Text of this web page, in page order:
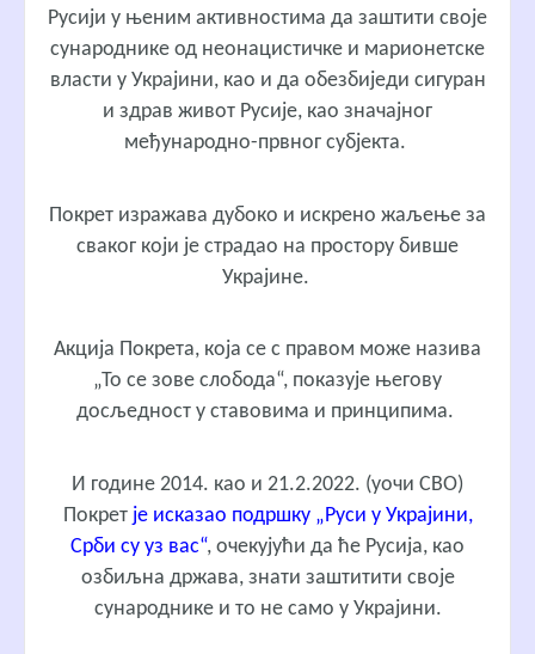
Русији у њеним активностима да заштити своје
сународнике од неонацистичке и марионетске
власти у Украјини, као и да обезбиједи сигуран
и здрав живот Русије, као значајног
међународно-првног субјекта.
Покрет изражава дубоко и искрено жаљење за
сваког који је страдао на простору бивше
Украјине.
Акција Покрета, која се с правом може назива
„То се зове слобода“, показује његову
досљедност у ставовима и принципима.
И године 2014. као и 21.2.2022. (уочи СВО)
Покрет је исказао подршку „Руси у Украјини,
Срби су уз вас“, очекујући да ће Русија, као
озбиљна држава, знати заштитити своје
сународнике и то не само у Украјини.